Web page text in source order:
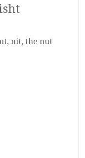
nit, the nut